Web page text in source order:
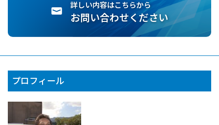
詳しい内容はこちらから
お問い合わせください
プロフィール